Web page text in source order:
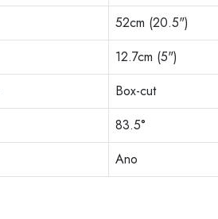
52cm (20.5")
12.7cm (5")
Box-cut
83.5°
Ano